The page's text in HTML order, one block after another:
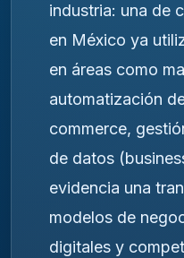
industria: una de
en México ya
en áreas como
automatización
commerce,
de datos
evidencia una
modelos de
digitales y